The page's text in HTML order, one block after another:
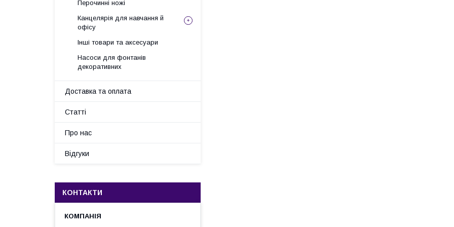
Перочинні ножі
Канцелярія для навчання й
офісу
Інші товари та аксесуари
Насоси для фонтанів
декоративних
Доставка та оплата
Статті
Про нас
Відгуки
КОНТАКТИ